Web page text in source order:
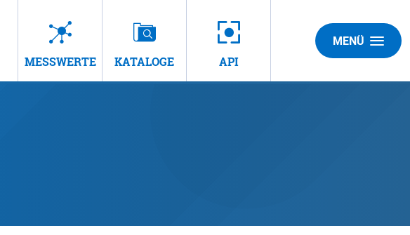
MESSWERTE KATALOGE API
MENÜ